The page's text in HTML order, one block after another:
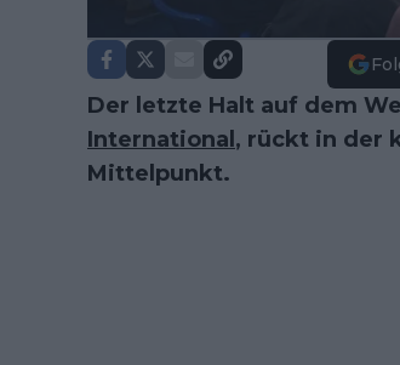
Der letzte Halt auf dem
International , rückt in der
Mittelpunkt.